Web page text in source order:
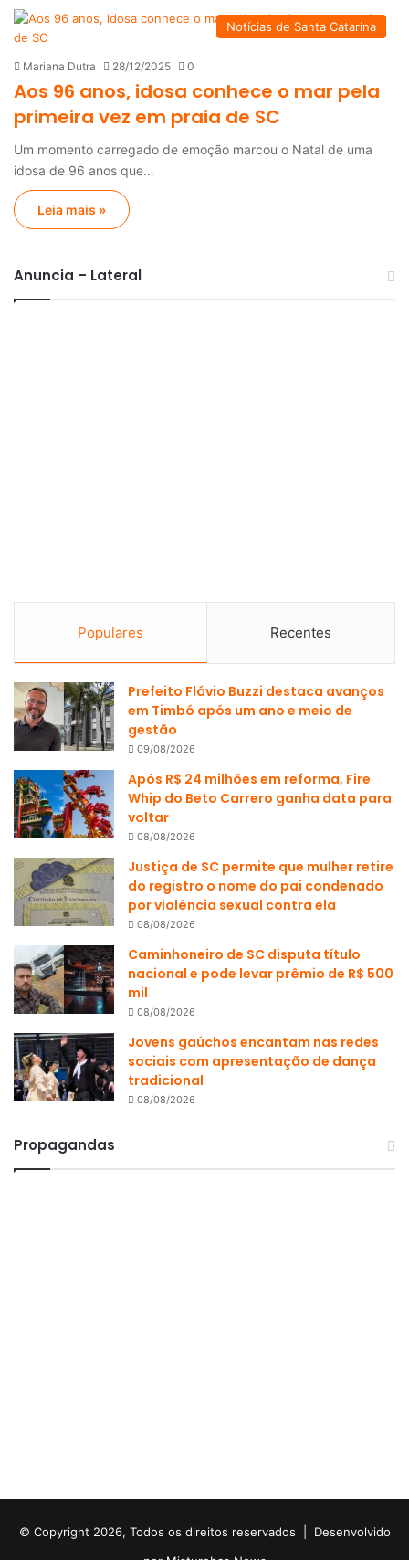
Notícias de Santa Catarina
Mariana Dutra 28/12/2025 0
Aos 96 anos, idosa conhece o mar pela
primeira vez em praia de SC
Um momento carregado de emoção marcou o Natal de uma
idosa de 96 anos que…
Leia mais »
Anuncia – Lateral
Populares Recentes
Prefeito Flávio Buzzi destaca avanços
em Timbó após um ano e meio de
gestão
09/08/2026
Após R$ 24 milhões em reforma, Fire
Whip do Beto Carrero ganha data para
voltar
08/08/2026
Justiça de SC permite que mulher retire
do registro o nome do pai condenado
por violência sexual contra ela
08/08/2026
Caminhoneiro de SC disputa título
nacional e pode levar prêmio de R$ 500
mil
08/08/2026
Jovens gaúchos encantam nas redes
sociais com apresentação de dança
tradicional
08/08/2026
Propagandas
© Copyright 2026, Todos os direitos reservados | Desenvolvido